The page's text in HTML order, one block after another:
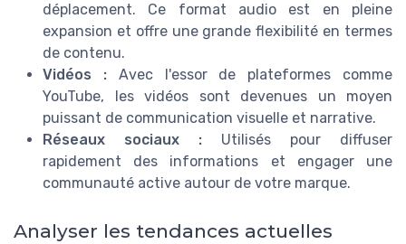
déplacement. Ce format audio est en pleine
expansion et offre une grande flexibilité en termes
de contenu.
Vidéos :Avec l'essor de plateformes comme
YouTube, les vidéos sont devenues un moyen
puissant de communication visuelle et narrative.
Réseaux sociaux : Utilisés pour diffuser
rapidement des informations et engager une
communauté active autour de votre marque.
Analyser les tendances actuelles